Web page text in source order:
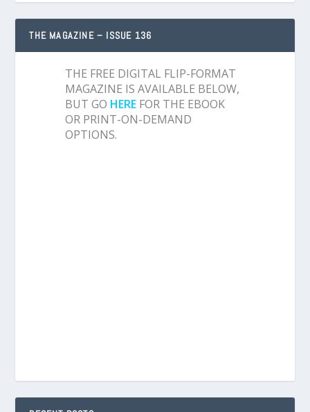
THE MAGAZINE – ISSUE 136
THE FREE DIGITAL FLIP-FORMAT
MAGAZINE IS AVAILABLE BELOW,
BUT GO HERE FOR THE EBOOK
OR PRINT-ON-DEMAND
OPTIONS.